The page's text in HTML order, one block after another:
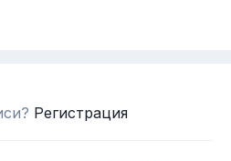
Регистрация